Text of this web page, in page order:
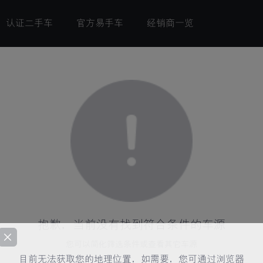
认证二手车 官方易手车 经销商一览
目前无法获取您的地理位置，如需要，您可通过浏览器
抱歉，当前没有找到符合条件的车源